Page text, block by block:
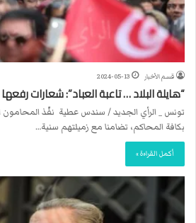
قسم الأخبار 2024-05-13
“هايلة البلاد … تاعبة العباد”: شعارات
تونس _ الرأي الجديد / سندس عطية نفّذ المحامون
بكافة المحاكم، تضامنا مع زميلتهم سنية…
أكمل القراءة »